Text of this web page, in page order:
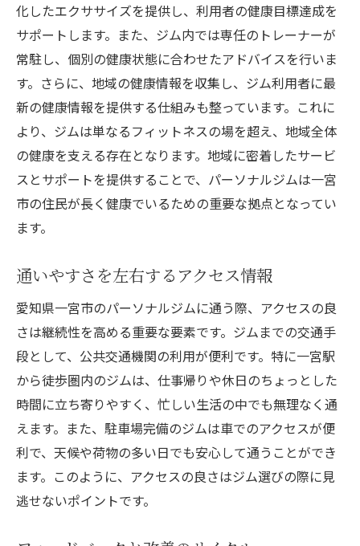
化したエクササイズを提供し、利用者の健康目標達成を
サポートします。また、ジム内では専任のトレーナーが
常駐し、個別の健康状態に合わせたアドバイスを行いま
す。さらに、地域の健康情報を収集し、ジム利用者に最
新の健康情報を提供する仕組みも整っています。これに
より、ジムは単なるフィットネスの場を超え、地域全体
の健康を支える存在となります。地域に密着したサービ
スとサポートを提供することで、パーソナルジムは一宮
市の住民が長く健康でいるための重要な拠点となってい
ます。
通いやすさを左右するアクセス情報
愛知県一宮市のパーソナルジムに通う際、アクセスの良
さは継続性を高める重要な要素です。ジムまでの交通手
段として、公共交通機関の利用が便利です。特に一宮駅
から徒歩圏内のジムは、仕事帰りや休日のちょっとした
時間に立ち寄りやすく、忙しい生活の中でも無理なく通
えます。また、駐車場完備のジムは車でのアクセスが便
利で、天候や荷物の多い日でも安心して通うことができ
ます。このように、アクセスの良さはジム選びの際に見
逃せないポイントです。